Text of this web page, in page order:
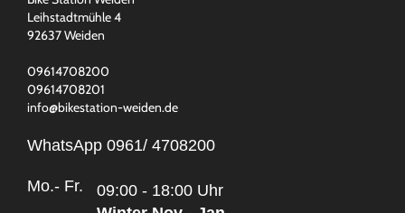
Leihstadtmühle 4
92637 Weiden
09614708200
09614708201
info@bikestation-weiden.de
WhatsApp 0961/ 4708200
Mo.- Fr. 09:00 - 18:00 Uhr